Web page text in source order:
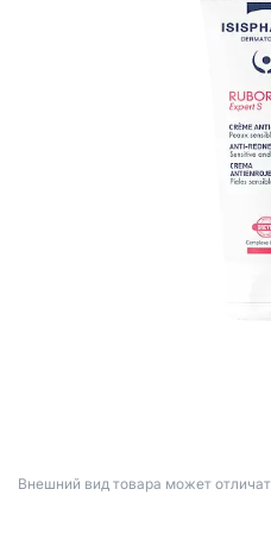
Bнешний вид товара может